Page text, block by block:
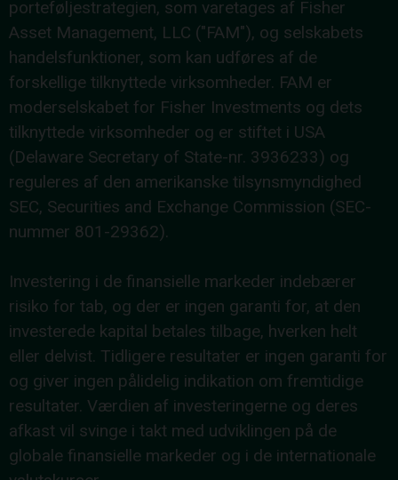
porteføljestrategien, som varetages af Fisher
Asset Management, LLC ("FAM"), og selskabets
handelsfunktioner, som kan udføres af de
forskellige tilknyttede virksomheder. FAM er
moderselskabet for Fisher Investments og dets
tilknyttede virksomheder og er stiftet i USA
(Delaware Secretary of State-nr. 3936233) og
reguleres af den amerikanske tilsynsmyndighed
SEC, Securities and Exchange Commission (SEC-
nummer 801-29362).
Investering i de finansielle markeder indebærer
risiko for tab, og der er ingen garanti for, at den
investerede kapital betales tilbage, hverken helt
eller delvist. Tidligere resultater er ingen garanti for
og giver ingen pålidelig indikation om fremtidige
resultater. Værdien af investeringerne og deres
afkast vil svinge i takt med udviklingen på de
globale finansielle markeder og i de internationale